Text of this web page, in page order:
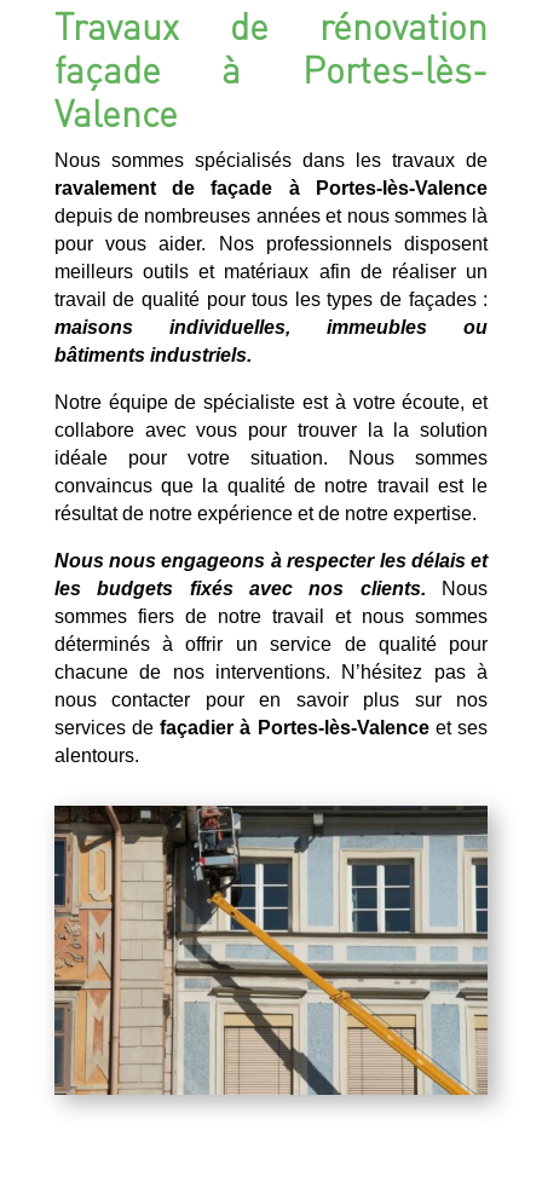
Travaux de rénovation
façade à Portes-lès-
Valence
Nous sommes spécialisés dans les travaux de
ravalement de façade à Portes-lès-Valence
depuis de nombreuses années et nous sommes là
pour vous aider. Nos professionnels disposent
meilleurs outils et matériaux afin de réaliser un
travail de qualité pour tous les types de façades :
maisons individuelles, immeubles ou
bâtiments industriels.
Notre équipe de spécialiste est à votre écoute, et
collabore avec vous pour trouver la la solution
idéale pour votre situation. Nous sommes
convaincus que la qualité de notre travail est le
résultat de notre expérience et de notre expertise.
Nous nous engageons à respecter les délais et
les budgets fixés avec nos clients. Nous
sommes fiers de notre travail et nous sommes
déterminés à offrir un service de qualité pour
chacune de nos interventions. N’hésitez pas à
nous contacter pour en savoir plus sur nos
services defaçadier à Portes-lès-Valenceet ses
alentours.